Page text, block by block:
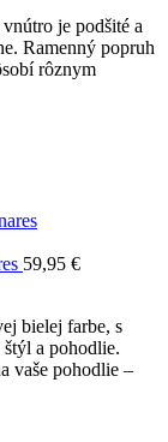
je podšité a
Ramenný popruh
rôznym
59,95 €
bielej farbe, s
a pohodlie.
vaše pohodlie –